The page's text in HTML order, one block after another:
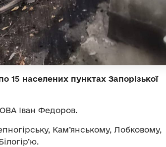
15 населених пунктах Запорізької
ОВА Іван Федоров.
Кам’янському, Лобковому,